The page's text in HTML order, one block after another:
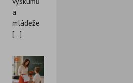
a
mládeže
[...]